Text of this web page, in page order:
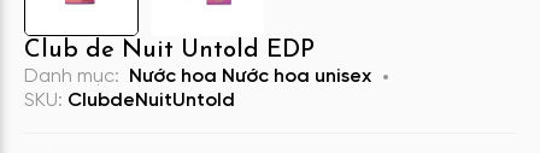
Club de Nuit Untold EDP
Danh mục: Nước hoa Nước hoa unisex
SKU: ClubdeNuitUntold